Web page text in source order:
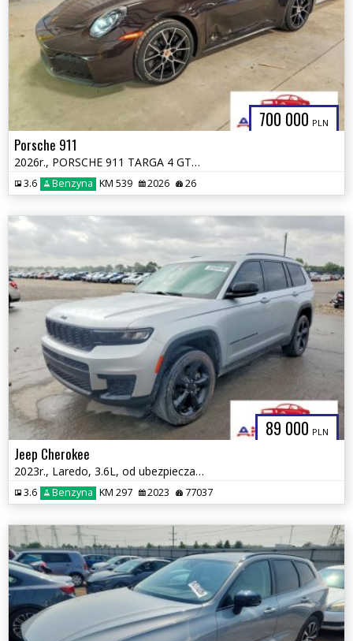
700 000 PLN
Porsche 911
2026r., PORSCHE 911 TARGA 4 GTS, 3.6L, od ubezpieczalni
3.6 Benzyna KM 539 2026 26
89 000 PLN
Jeep Cherokee
2023r., Laredo, 3.6L, od ubezpieczalni
3.6 Benzyna KM 297 2023 77037